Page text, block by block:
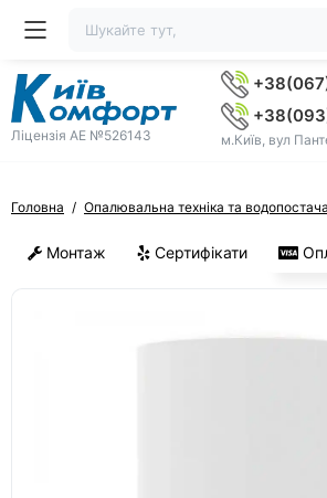
Ліцензія AE №526143 м.Київ, вул
Головна Опалювальна техніка та
Монтаж Сертифікати